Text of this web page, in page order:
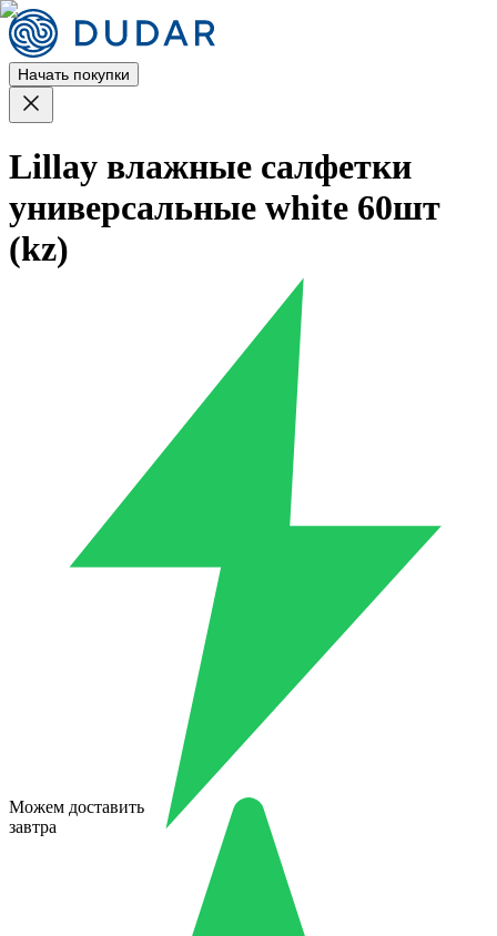
Начать покупки
Lillay влажные салфетки
универсальные white 60шт
(kz)
Можем доставить
завтра